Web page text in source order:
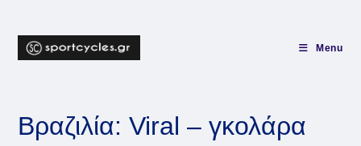
content
Menu
Βραζιλία: Viral – γκολάρα